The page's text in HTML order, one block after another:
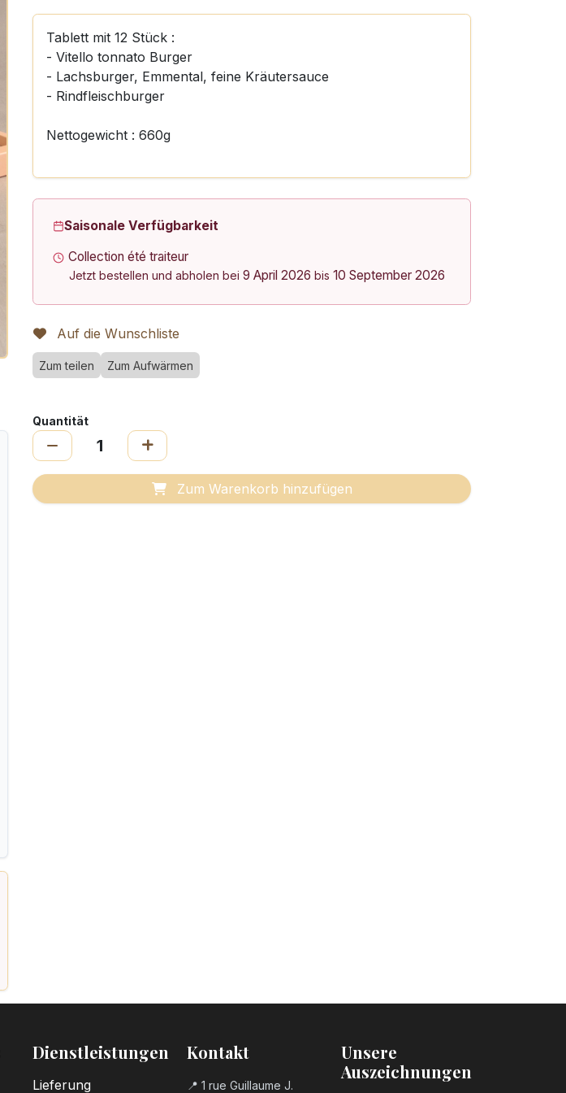
Tablett mit 12 Stück :
- Vitello tonnato Burger
- Lachsburger, Emmental, feine Kräutersauce
- Rindfleischburger
Nettogewicht : 660g
Saisonale Verfügbarkeit
Collection été traiteur
Jetzt bestellen und abholen bei 9 April 2026 bis 10 September 2026
Auf die Wunschliste
Zum teilen Zum Aufwärmen
Quantität
Zum Warenkorb hinzufügen
Dienstleistungen
Lieferung
Kontakt
📍 1 rue Guillaume J.
Unsere
Auszeichnungen